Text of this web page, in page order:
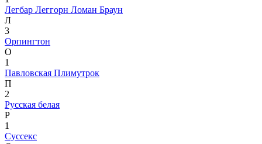
Легбар Леггорн Ломан Браун
Л
3
Орпингтон
О
1
Павловская Плимутрок
П
2
Русская белая
Р
1
Суссекс